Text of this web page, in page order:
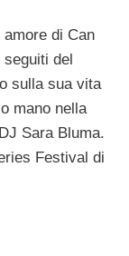
di Can
del
sulla sua vita
mano nella
Sara Bluma.
Festival di